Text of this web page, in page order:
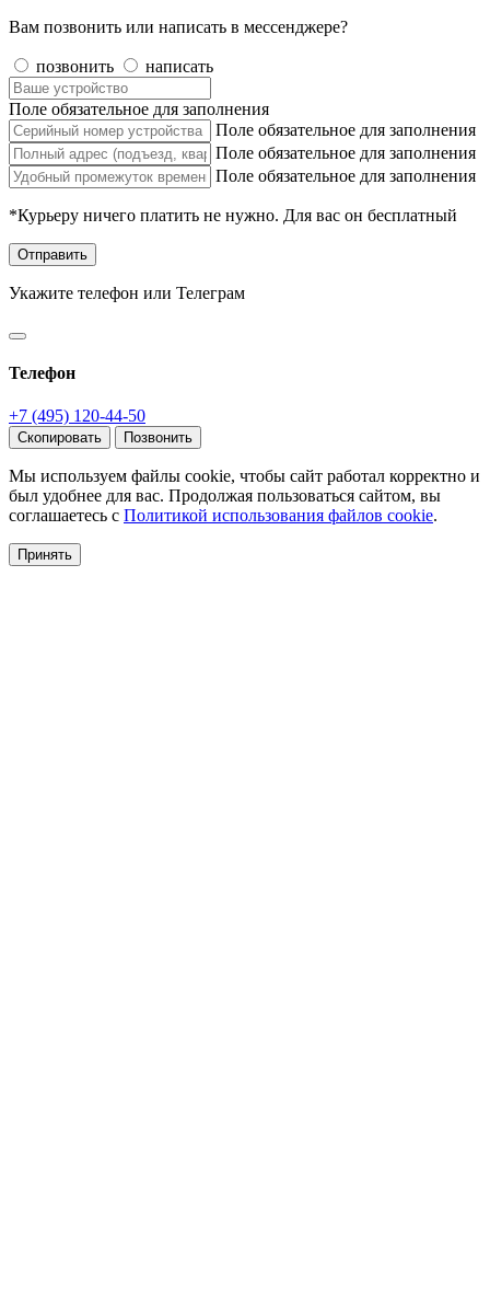
Вам позвонить или написать в мессенджере?
позвонить написать
Поле обязательное для заполнения
Поле обязательное для заполнения
Поле обязательное для заполнения
Поле обязательное для заполнения
*Курьеру ничего платить не нужно. Для вас он бесплатный
Отправить
Укажите телефон или Телеграм
Телефон
+7 (495) 120-44-50
Скопировать Позвонить
Мы используем файлы cookie, чтобы сайт работал корректно и
был удобнее для вас. Продолжая пользоваться сайтом, вы
соглашаетесь с Политикой использования файлов cookie.
Принять